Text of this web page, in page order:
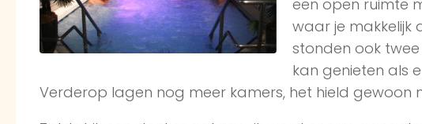
een open ruimte
waar je makkelijk
stonden ook
kan genieten als
Verderop lagen nog meer kamers, het hield gewoon